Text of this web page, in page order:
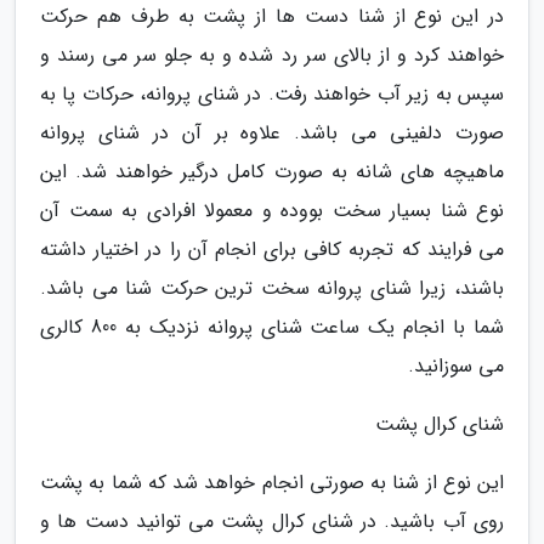
در این نوع از شنا دست ها از پشت به طرف هم حرکت
خواهند کرد و از بالای سر رد شده و به جلو سر می رسند و
سپس به زیر آب خواهند رفت. در شنای پروانه، حرکات پا به
صورت دلفینی می باشد. علاوه بر آن در شنای پروانه
ماهیچه های شانه به صورت کامل درگیر خواهند شد. این
نوع شنا بسیار سخت بووده و معمولا افرادی به سمت آن
می فرایند که تجربه کافی برای انجام آن را در اختیار داشته
باشند، زیرا شنای پروانه سخت ترین حرکت شنا می باشد.
شما با انجام یک ساعت شنای پروانه نزدیک به 800 کالری
می سوزانید.
شنای کرال پشت
این نوع از شنا به صورتی انجام خواهد شد که شما به پشت
روی آب باشید. در شنای کرال پشت می توانید دست ها و